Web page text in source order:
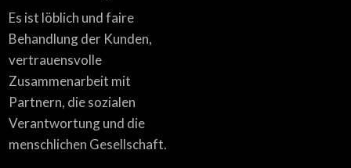
Es ist löblich und faire
Behandlung der Kunden,
vertrauensvolle
Zusammenarbeit mit
Partnern, die sozialen
Verantwortung und die
menschlichen Gesellschaft.